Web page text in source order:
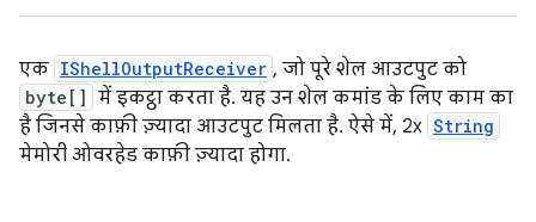
एक IShellOutputReceiver , जो पूरे शेल आउटपुट को
byte[] में इकट्ठा करता है. यह उन शेल कमांड के लिए काम का
है जिनसे काफ़ी ज़्यादा आउटपुट मिलता है. ऐसे में, 2x String
मेमोरी ओवरहेड काफ़ी ज़्यादा होगा.